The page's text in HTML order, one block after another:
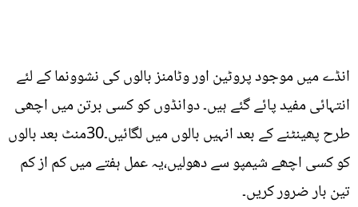
انڈے میں موجود پروٹین اور وٹامنز بالوں کی نشوونما کے لئے
انتہائی مفید پائے گئے ہیں۔ دوانڈوں کو کسی برتن میں اچھی
طرح پھینٹنے کے بعد انہیں بالوں میں لگائیں۔30منٹ بعد بالوں
کو کسی اچھے شیمپو سے دھولیں،یہ عمل ہفتے میں کم از کم
تین بار ضرور کریں۔